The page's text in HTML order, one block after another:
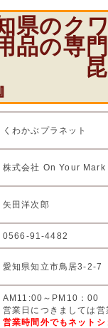
県のク
品の専
虫シ
くわかぶプラネット
株式会社 On Your Mark
矢田洋次郎
0566-91-4482
愛知県知立市鳥居3-2-7
AM11:00～PM10：00
営業日につきましては
営業時間外でもネット